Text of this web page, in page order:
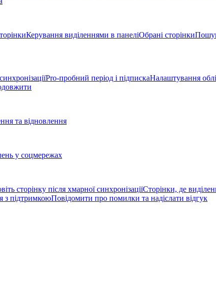
Керування виділеннями в панеліОбрані сторінкиПошук
Pro-пробний період і підпискаНалаштування
та відновлення
у соцмережах
сторінку після хмарної синхронізаціїСторінки, де
з підтримкоюПовідомити про помилки та надіслати відгук